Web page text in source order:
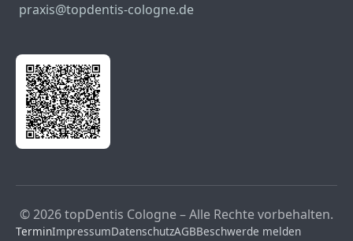
praxis@topdentis-cologne.de
© 2026 topDentis Cologne – Alle Rechte vorbehalten.
TerminImpressumDatenschutzAGBBeschwerde melden